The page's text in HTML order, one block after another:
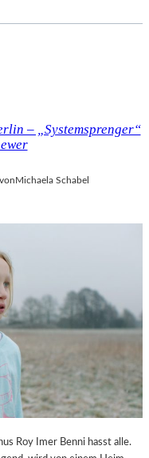
– „Systemsprenger“
vonMichaela Schabel
Roy Imer Benni hasst alle.